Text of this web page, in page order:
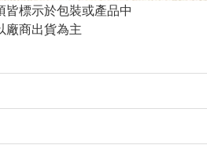
標示於包裝或產品中
廠商出貨為主